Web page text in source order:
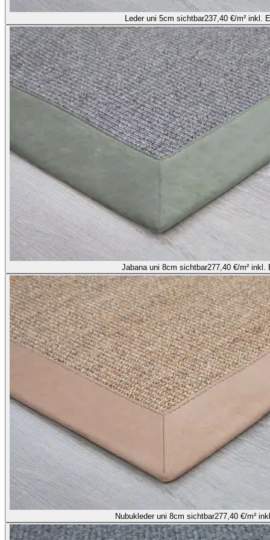
Leder uni 5cm sichtbar237,40 €/m² inkl.
Jabana uni 8cm sichtbar277,40 €/m² inkl.
Nubukleder uni 8cm sichtbar277,40 €/m²